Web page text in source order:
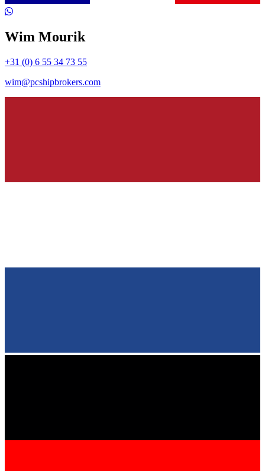
Wim Mourik
+31 (0) 6 55 34 73 55
wim@pcshipbrokers.com